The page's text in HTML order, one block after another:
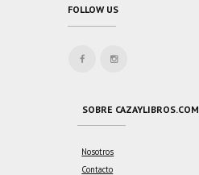
FOLLOW US
SOBRE CAZAYLIBROS.COM
Nosotros
Contacto